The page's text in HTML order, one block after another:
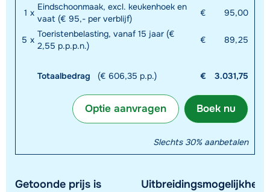
1 x
Eindschoonmaak, excl. keukenhoek en
vaat (€ 95,- per verblijf)
€ 95,00
5 x
Toeristenbelasting, vanaf 15 jaar (€
2,55 p.p.p.n.)
€ 89,25
Totaalbedrag (€ 606,35 p.p.) € 3.031,75
Boek nu
Optie aanvragen
Slechts 30% aanbetalen
Getoonde prijs is